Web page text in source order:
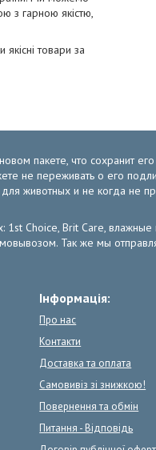
з гарною якістю,
товари за
пакете, что сохранит
не переживать о его
для животных и не когда не
1st Choice, Brit Care,
Так же мы
Інформація:
Про нас
Контакти
Доставка та оплата
Самовивіз зі знижкою!
Повернення та обмін
Питання - Відповідь